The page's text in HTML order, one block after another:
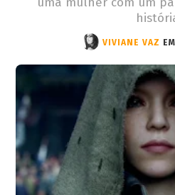
VIVIANE VAZ